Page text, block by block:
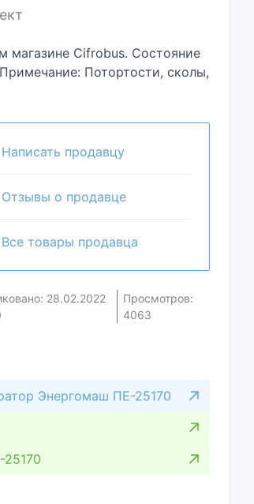
магазине Cifrobus. Состояние
Потортости, сколы,
обсудим. Предложите свою
быть продан в розничном
Написать продавцу
Отзывы о продавце
Все товары продавца
28.02.2022
Просмотров:
4063
Энергомаш ПЕ-25170